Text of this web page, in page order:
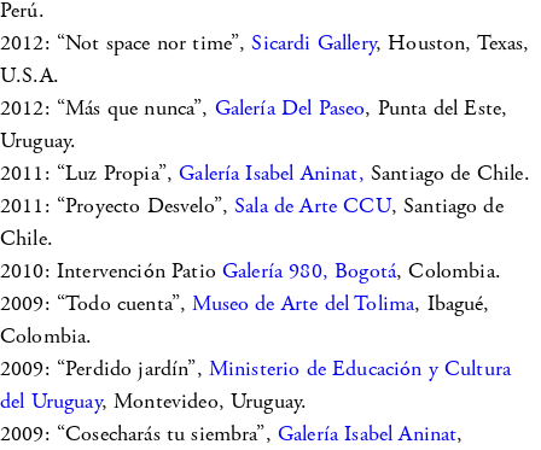
Perú.
2012: “Not space nor time”,Sicardi Gallery, Houston, Texas,
U.S.A.
2012: “Más que nunca”, Galería Del Paseo, Punta del Este,
Uruguay.
2011: “Luz Propia”,Galería Isabel Aninat, Santiago de Chile.
2011: “Proyecto Desvelo”,Sala de Arte CCU, Santiago de
Chile.
2010: Intervención PatioGalería 980, Bogotá, Colombia.
2009: “Todo cuenta”,Museo de Arte del Tolima, Ibagué,
Colombia.
2009: “Perdido jardín”, Ministerio de Educación y Cultura
del Uruguay, Montevideo, Uruguay.
2009: “Cosecharás tu siembra”, Galería Isabel Aninat,